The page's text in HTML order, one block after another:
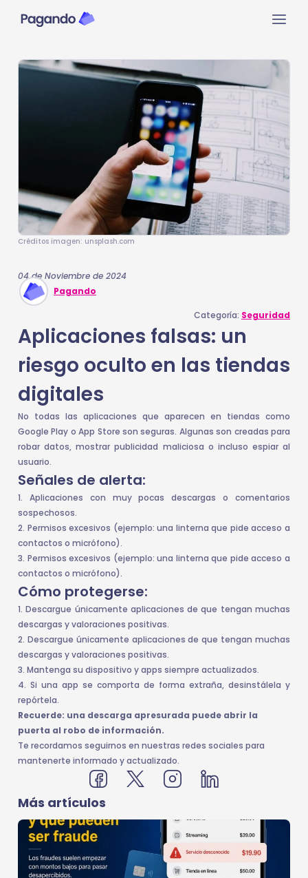
Créditos imagen: unsplash.com
04 de Noviembre de 2024
Pagando
Categoría: Seguridad
Aplicaciones falsas: un
riesgo oculto en las tiendas
digitales
No todas las aplicaciones que aparecen en tiendas como
Google Play o App Store son seguras. Algunas son creadas para
robar datos, mostrar publicidad maliciosa o incluso espiar al
usuario.
Señales de alerta:
1. Aplicaciones con muy pocas descargas o comentarios
sospechosos.
2. Permisos excesivos (ejemplo: una linterna que pide acceso a
contactos o micrófono).
3. Permisos excesivos (ejemplo: una linterna que pide acceso a
contactos o micrófono).
Cómo protegerse:
1. Descargue únicamente aplicaciones de que tengan muchas
descargas y valoraciones positivas.
2. Descargue únicamente aplicaciones de que tengan muchas
descargas y valoraciones positivas.
3. Mantenga su dispositivo y apps siempre actualizados.
4. Si una app se comporta de forma extraña, desinstálela y
repórtela.
Recuerde: una descarga apresurada puede abrir la
puerta al robo de información.
Te recordamos seguirnos en nuestras redes sociales para
mantenerte informado y actualizado.
Más artículos